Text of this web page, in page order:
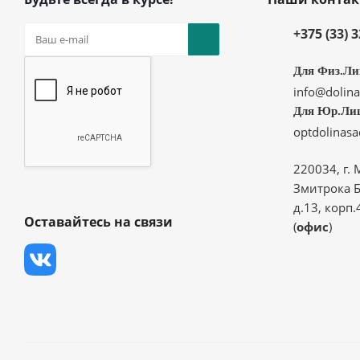
Оставайтесь на связи
+375 (33)
Для
Для
220034, г.
Змитрока
д.13,
(офис)